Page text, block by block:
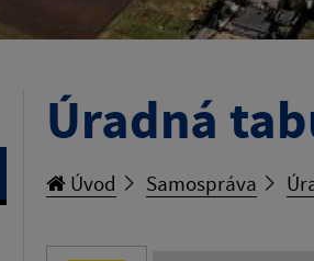
Úradná
Úvod Samospráva